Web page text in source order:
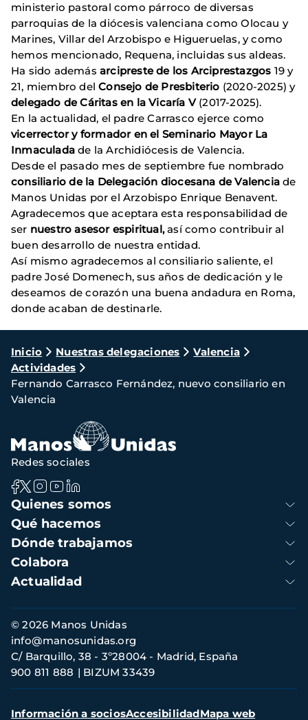
ministerio pastoral como párroco de diversas
parroquias de la diócesis valenciana como Olocau y
Marines, Villar del Arzobispo e Higueruelas, y como
hemos mencionado, Requena, incluidas sus aldeas.
Ha sido además arcipreste de los Arciprestazgos 19 y
21, miembro delConsejo de Presbiterio (2020-2025) y
delegado de Cáritas en la Vicaría V(2017-2025).
En la actualidad, el padre Carrasco ejerce como
vicerrector y formador en el Seminario Mayor La
Inmaculada de la Archidiócesis de Valencia.
Desde el pasado mes de septiembre fue nombrado
consiliario de la Delegación diocesana de Valencia de
Manos Unidas por el Arzobispo Enrique Benavent.
Agradecemos que aceptara esta responsabilidad de
ser nuestro asesor espiritual,así como contribuir al
buen desarrollo de nuestra entidad.
Así mismo agradecemos al consiliario saliente, el
padre José Domenech, sus años de dedicación y le
deseamos de corazón una buena andadura en Roma,
donde acaban de destinarle.
Ruta
de
navegación
Inicio Nuestras delegaciones
Valencia
Actividades
Fernando Carrasco Fernández, nuevo consiliario en
Valencia
Navegación
principal
Quienes somos
Qué hacemos
Dónde trabajamos
Colabora
Actualidad
Redes sociales
Información
de
contacto
© 2026 Manos Unidas
C/ Barquillo, 38 - 3º28004 - Madrid, España
900 811 888
BIZUM 33439
info@manosunidas.org
Menú
Información a sociosAccesibilidadMapa web